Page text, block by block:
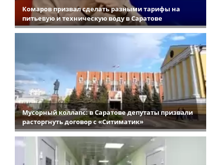
Комаров призвал сделать разными тарифы на
питьевую и техническую воду в Саратове
Мусорный коллапс: в Саратове депутаты призвали
расторгнуть договор с «Ситиматик»